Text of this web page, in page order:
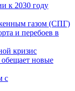
к 2030 году
газом (СПГ)
и перебоев в
кризис
новые
с